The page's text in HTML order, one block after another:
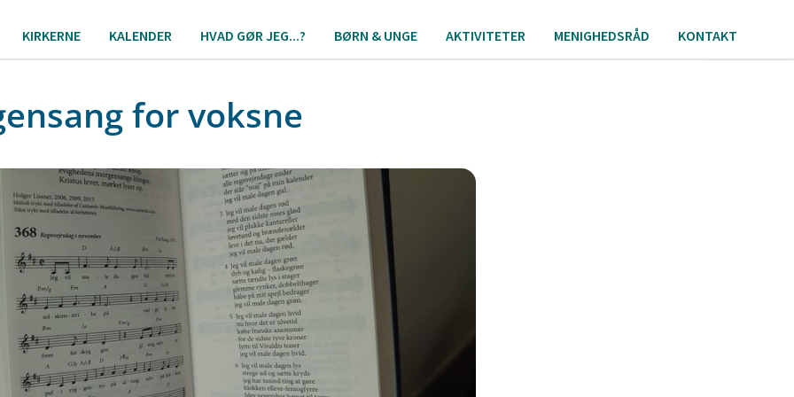
KIRKERNE KALENDER HVAD GØR JEG...? BØRN & UNGE AKTIVITETER MENIGHEDSRÅD KONTAKT
for voksne